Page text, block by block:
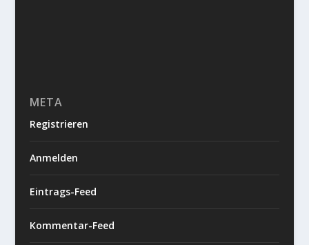
META
Registrieren
Anmelden
Eintrags-Feed
Kommentar-Feed